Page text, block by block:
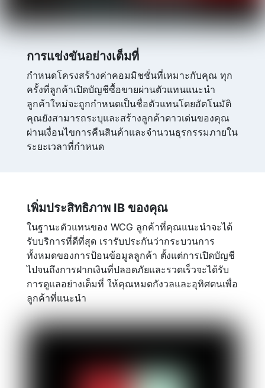
การแข่งขันอย่างเต็มที่
กำหนดโครงสร้างค่าคอมมิชชั่นที่เหมาะกับคุณ ทุก
ครั้งที่ลูกค้าเปิดบัญชีซื้อขายผ่านตัวแทนแนะนำ
ลูกค้าใหม่จะถูกกำหนดเป็นชื่อตัวแทนโดยอัตโนมัติ
คุณยังสามารถระบุและสร้างลูกค้าดาวเด่นของคุณ
ผ่านเงื่อนไขการคืนสินค้าและจำนวนธุรกรรมภายใน
ระยะเวลาที่กำหนด
เพิ่มประสิทธิภาพ IB ของคุณ
ในฐานะตัวแทนของ WCG ลูกค้าที่คุณแนะนำจะได้
รับบริการที่ดีที่สุด เรารับประกันว่ากระบวนการ
ทั้งหมดของการป้อนข้อมูลลูกค้า ตั้งแต่การเปิดบัญชี
ไปจนถึงการฝากเงินที่ปลอดภัยและรวดเร็วจะได้รับ
การดูแลอย่างเต็มที่ ให้คุณหมดกังวลและอุทิศตนเพื่อ
ลูกค้าที่แนะนำ